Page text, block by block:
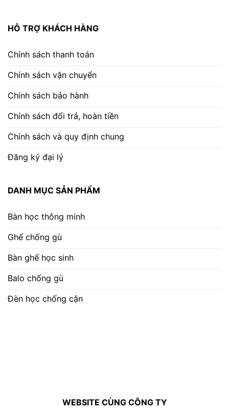
HỖ TRỢ KHÁCH HÀNG
Chính sách thanh toán
Chính sách vận chuyển
Chính sách bảo hành
Chính sách đổi trả, hoàn tiền
Chính sách và quy định chung
Đăng ký đại lý
DANH MỤC SẢN PHẨM
Bàn học thông minh
Ghế chống gù
Bàn ghế học sinh
Balo chống gù
Đèn học chống cận
WEBSITE CÙNG CÔNG TY